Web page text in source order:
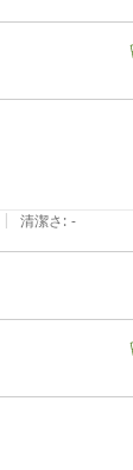
| 清潔さ: -